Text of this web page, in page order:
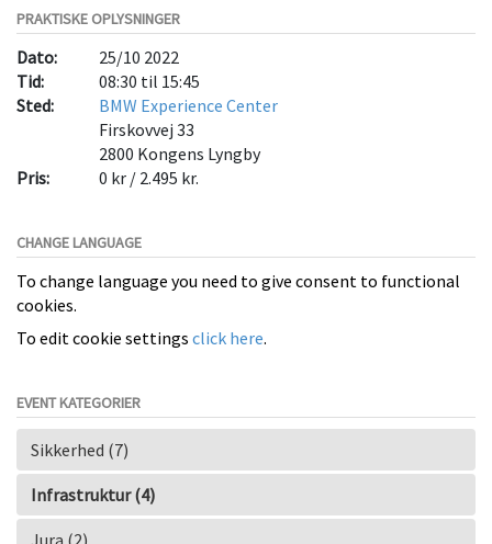
PRAKTISKE OPLYSNINGER
Dato:
25/10 2022
Tid:
08:30 til 15:45
Sted:
BMW Experience Center
Firskovvej 33
2800 Kongens Lyngby
Pris:
0 kr / 2.495 kr.
CHANGE LANGUAGE
To change language you need to give consent to functional
cookies.
To edit cookie settings click here.
EVENT KATEGORIER
Sikkerhed (7)
Infrastruktur (4)
Jura (2)